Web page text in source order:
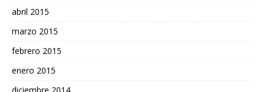
abril 2015
marzo 2015
febrero 2015
enero 2015